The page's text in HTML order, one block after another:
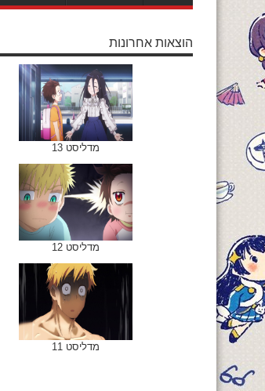
הוצאות אחרונות
מדליסט 13
מדליסט 12
מדליסט 11